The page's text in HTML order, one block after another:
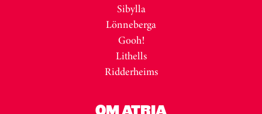
Sibylla
Lönneberga
Gooh!
Lithells
Ridderheims
OM ATRIA